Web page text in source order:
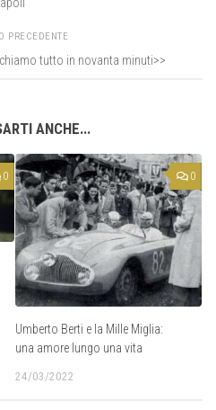
PRECEDENTE
tutto in novanta minuti>>
ANCHE...
0 0
Umberto Berti e la Mille Miglia:
una amore lungo una vita
24/03/2022